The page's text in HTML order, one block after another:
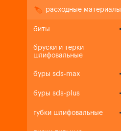
расходные материалы
биты
бруски и терки
шлифовальные
буры sds-max
буры sds-plus
губки шлифовальные